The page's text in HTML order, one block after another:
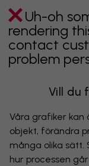
Uh-oh
rendering
contact
problem
Vill du
Våra grafiker kan
objekt, förändra
många olika
hur processen går